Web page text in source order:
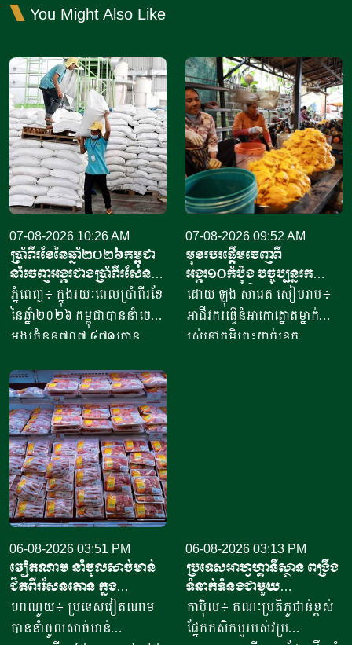
You Might Also Like
07-08-2026 10:26 AM
ប្រាំពីរខែនៃឆ្នាំ​២០២៦កម្ពុជា
នាំចេញអង្ករជាងប្រាំពីរសែន​
តោន គិតជាទឹកប្រាក់​
ជាង៤១៥លានដុល្លារ
ភ្នំពេញ៖ ក្នុងរយៈពេលប្រាំពីរខែ
នៃឆ្នាំ២០២៦ កម្ពុជាបាននាំចេញ
អង្ករចំនួន៧០៧ ៤៧១តោន​
ចំនួន៦១ក្រុមហ៊ុន ដោយនាំ
ចេញទៅកាន់គោលដៅចំនួន៦៦
ដែលក្នុងនោះទៅកាន់បណ្តា
ប្រទេសនៅក្នុងតំបន់អឺរ៉ុប
ចំនួន៣៣ ​បានបរិមាណអង្ករ
ចំនួន២០៧ ១៥៧តោន គិតជា
ទឹកប្រាក់ចំនួន១៥៦,៤៥​លាន
ដុល្លារ។ ឧកញ៉ា ឡាយ ឈុនហួ
ប្រធានសហព័ន្ធស្រូវអង្ករកម្ពុជា
បានមានប្រសាសន៍ថា ការនាំ
ចេញអង្ករសម្រាប់ឆ្នាំ២០២៦នេះ
នឹងសម្រេចបានជោគជ័យតាម
ផែនការ ហើយ​មិនមានបញ្ហាអ្វី
07-08-2026 09:52 AM
មុខរបរផ្តើមចេញពី
អង្ករ១០កំប៉ុង​ បច្ចុប្បន្ន​រក
ចំណូលបាន​ជិត១០លានរៀល
ក្នុងមួយថ្ងៃ
ដោយ ឡុង សារេត​ សៀមរាប៖ ​
អាជីវករ​​ធ្វើនំអាកោត្នោត​ម្នាក់
រស់នៅភូមិព្រះដាក់ខេត្ត
“អាកោត្នោតព្រះដាក់” នៅឃុំព្រះ
ដាក់​ ស្រុក​បន្ទាយស្រី ខេត្ត
សៀមរាប​ បានឱ្យដឹង​ថា មុខរបរ
ធ្វើនំអាកោត្នោត​លក់ជូនប្រជា
ពលរដ្ឋនិងភ្ញៀវទេសចរណ៍
06-08-2026 03:51 PM
វៀតណាម នាំចូលសាច់មាន់
ជិតពីរសែនតោន ក្នុង
ឆមាសទី១ ដោយភាគច្រើននាំ
ចូលពីអាម៉េរិក
ហាណូយ៖ ប្រទេសវៀតណាម
បាននាំចូលសាច់មាន់
06-08-2026 03:13 PM
ប្រទេសអាហ្វហ្គានីស្ថាន ពង្រឹង
ទំនាក់ទំនងជាមួយ
ប្រទេសម៉ុលដូវ៉ា ដើម្បីជំរុញ
កិច្ចសហប្រតិបត្តិការផ្នែក
កាប៊ុល៖ គណៈប្រតិភូជាន់ខ្ពស់
ផ្នែកកសិកម្មរបស់វប្រ